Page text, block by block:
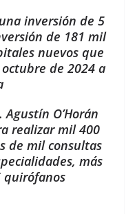
inversión de 5
de 181 mil
nuevos que
de 2024 a
O’Horán
realizar mil 400
de mil consultas
más
quirófanos